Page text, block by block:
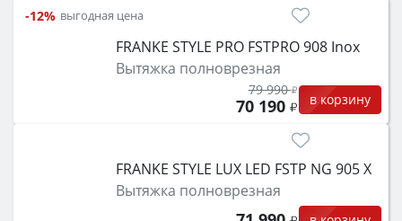
-12% выгодная цена
FRANKE STYLE PRO FSTPRO 908 Inox
Вытяжка полноврезная
79 990
70 190 в корзину
FRANKE STYLE LUX LED FSTP NG 905 X
Вытяжка полноврезная